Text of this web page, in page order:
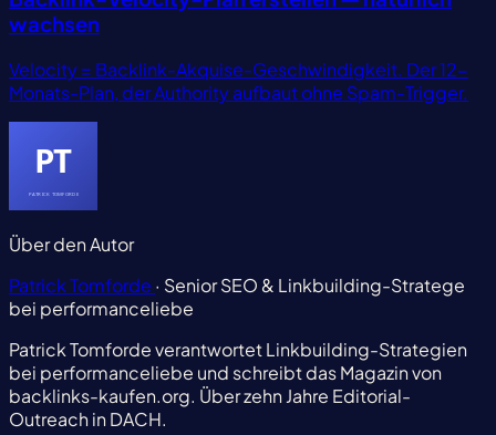
wachsen
Velocity = Backlink-Akquise-Geschwindigkeit. Der 12-
Monats-Plan, der Authority aufbaut ohne Spam-Trigger.
Über den Autor
Patrick Tomforde · Senior SEO & Linkbuilding-Stratege
bei performanceliebe
Patrick Tomforde verantwortet Linkbuilding-Strategien
bei performanceliebe und schreibt das Magazin von
backlinks-kaufen.org. Über zehn Jahre Editorial-
Outreach in DACH.